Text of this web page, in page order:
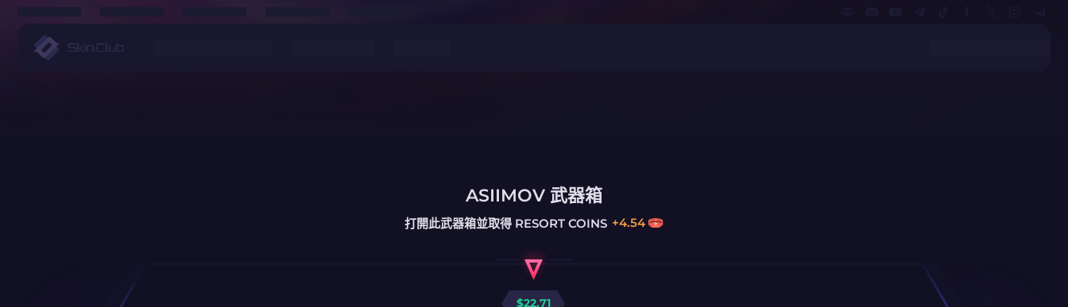
ASIIMOV 武器箱
打開此武器箱並取得 RESORT COINS +4.54
$22.71